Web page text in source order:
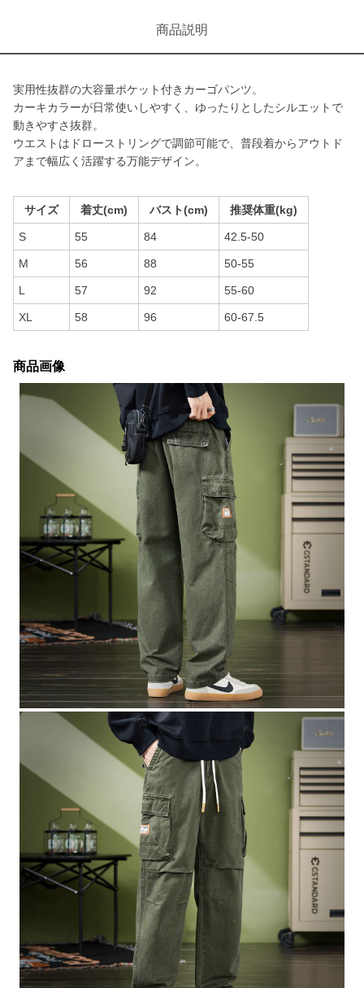
商品説明
実用性抜群の大容量ポケット付きカーゴパンツ。
カーキカラーが日常使いしやすく、ゆったりとしたシルエットで
動きやすさ抜群。
ウエストはドローストリングで調節可能で、普段着からアウトド
アまで幅広く活躍する万能デザイン。
サイズ 着丈(cm) バスト(cm) 推奨体重(kg)
S 55 84 42.5-50
M 56 88 50-55
L 57 92 55-60
XL 58 96 60-67.5
商品画像